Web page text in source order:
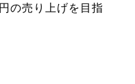
の売り上げを目指